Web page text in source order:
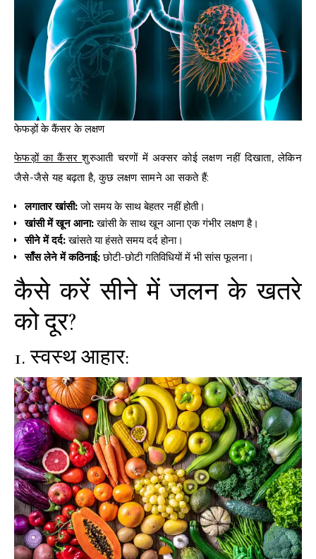
फेफड़ों के कैंसर के लक्षण
फेफड़ों का कैंसरशुरुआती चरणों में अक्सर कोई लक्षण नहीं दिखाता, लेकिन
जैसे-जैसे यह बढ़ता है, कुछ लक्षण सामने आ सकते हैं:
लगातार खांसी:जो समय के साथ बेहतर नहीं होती।
खांसी में खून आना:खांसी के साथ खून आना एक गंभीर लक्षण है।
सीने में दर्द:खांसते या हंसते समय दर्द होना।
साँस लेने में कठिनाई:छोटी-छोटी गतिविधियों में भी सांस फूलना।
कैसे करें सीने में जलन के खतरे
को दूर?
1. स्वस्थ आहार: